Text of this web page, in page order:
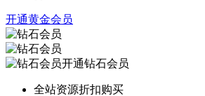
开通黄金会员
开通钻石会员
全站资源折扣购买